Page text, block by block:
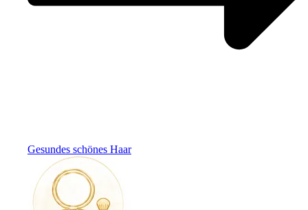
Gesundes schönes Haar